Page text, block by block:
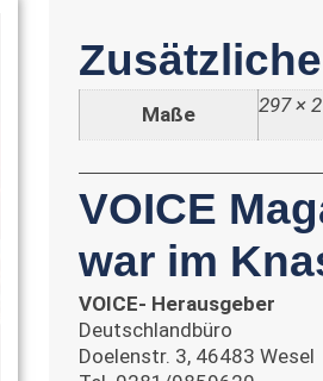
Maße 297 ×
VOICE
war im
VOICE- Herausgeber
Deutschlandbüro
Doelenstr. 3, 46483 Wesel